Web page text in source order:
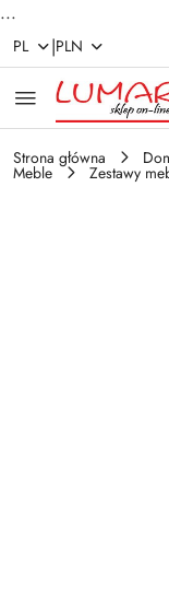
...
Przejdź do
Przejdź do
Przejdź do
Przejdź do
Przejdź do
Przejdź do
PL |PLN
Strona główna
Meble Zestawy